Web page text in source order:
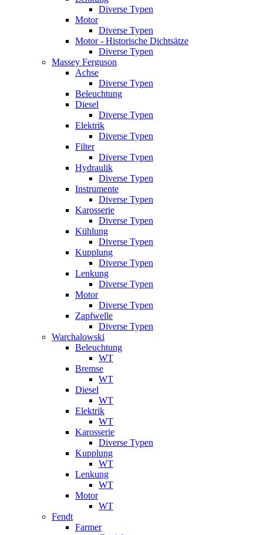
Diverse Typen
Motor
Diverse Typen
Motor - Historische Dichtsätze
Diverse Typen
Massey Ferguson
Achse
Diverse Typen
Beleuchtung
Diesel
Diverse Typen
Elektrik
Diverse Typen
Filter
Diverse Typen
Hydraulik
Diverse Typen
Instrumente
Diverse Typen
Karosserie
Diverse Typen
Kühlung
Diverse Typen
Kupplung
Diverse Typen
Lenkung
Diverse Typen
Motor
Diverse Typen
Zapfwelle
Diverse Typen
Warchalowski
Beleuchtung
WT
Bremse
WT
Diesel
WT
Elektrik
WT
Karosserie
Diverse Typen
Kupplung
WT
Lenkung
WT
Motor
WT
Fendt
Farmer